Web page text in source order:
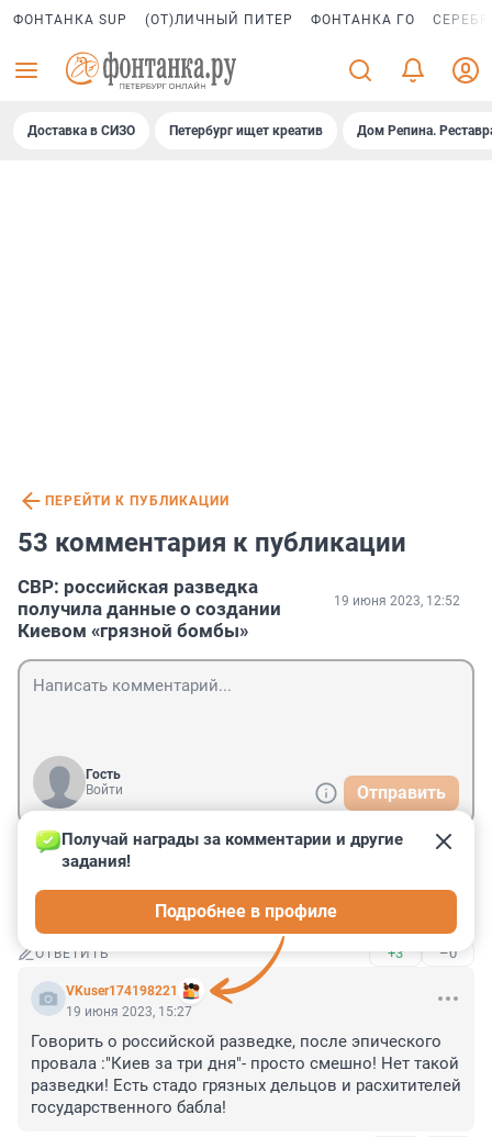
ФОНТАНКА SUP (ОТ)ЛИЧНЫЙ ПИТЕР ФОНТАНКА ГО
Доставка в СИЗО Петербург ищет креатив Дом Репина.
ПЕРЕЙТИ К ПУБЛИКАЦИИ
53 комментария к публикации
СВР: российская разведка
получила данные о создании
Киевом «грязной бомбы»
19 июня 2023, 12:52
Гость
Войти
Отправить
Гость
Из этой новости я узнал, что в РФ есть разведка.
ОТВЕТИТЬ +3 –0
VKuser174198221
Получай награды за комментарии и другие
задания!
Подробнее в профиле
19 июня 2023, 15:27
Говорить о российской разведке, после эпического
провала :"Киев за три дня"- просто смешно! Нет такой
разведки! Есть стадо грязных дельцов и расхитителей
государственного бабла!